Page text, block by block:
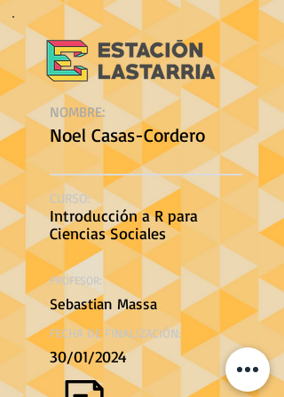
NOMBRE:
Noel Casas-Cordero
CURSO:
Introducción a R para
Ciencias Sociales
PROFESOR:
Sebastian Massa
FECHA DE FINALIZACIÓN:
30/01/2024